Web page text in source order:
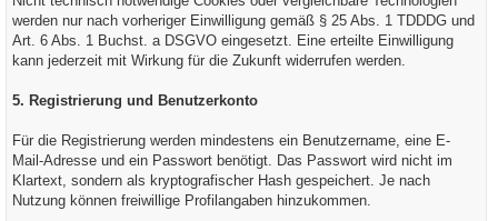
werden nur nach vorheriger Einwilligung gemäß § 25 Abs. 1 TDDDG und
Art. 6 Abs. 1 Buchst. a DSGVO eingesetzt. Eine erteilte Einwilligung
kann jederzeit mit Wirkung für die Zukunft widerrufen werden.
5. Registrierung und Benutzerkonto
Für die Registrierung werden mindestens ein Benutzername, eine E-
Mail-Adresse und ein Passwort benötigt. Das Passwort wird nicht im
Klartext, sondern als kryptografischer Hash gespeichert. Je nach
Nutzung können freiwillige Profilangaben hinzukommen.